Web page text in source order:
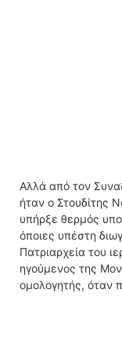
Αλλά από τον
ήταν ο Στουδίτης
υπήρξε θερμός
όποιες υπέστη
Πατριαρχεία του
ηγούμενος της
ομολογητής, όταν